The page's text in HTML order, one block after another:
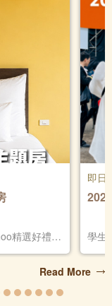
精選好禮送
即日
學生
選！
Read More